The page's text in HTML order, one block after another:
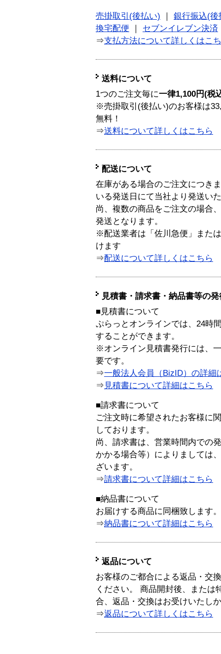
売掛取引(後払い)
銀行振込(後
換宅配便
セブンイレブン決済
⇒支払方法について詳しくはこ
送料について
1つのご注文毎に一律1,100円(税
※売掛取引(後払い)のお客様は
無料！
⇒送料について詳しくはこちら
配送について
在庫がある場合のご注文につき
いる発送日にて当社より発送い
尚、複数の商品をご注文の場合
発送となります。
※配送業者は「佐川急便」また
けます
⇒配送について詳しくはこちら
見積書・請求書・納品書等の
■見積書について
ぷらっとオンラインでは、24時
することができます。
※オンライン見積書発行には、
要です。
⇒一般法人会員（BizID）の詳細
⇒ 見積書について詳細はこちら
■請求書について
ご注文時に希望されたお客様に
しております。
尚、請求書は、営業時間内での
かかる場合等）によりましては
ざいます。
⇒請求書について詳細はこちら
■納品書について
お届けする商品に同梱致します。
⇒納品書について詳細はこちら
返品について
お客様のご都合による返品・交
ください。 商品開封後、または
合、返品・交換はお受けいたし
⇒返品について詳しくはこちら